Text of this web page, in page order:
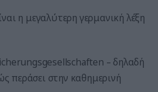
η μεγαλύτερη γερμανική λέξη
– δηλαδή
περάσει στην καθημερινή